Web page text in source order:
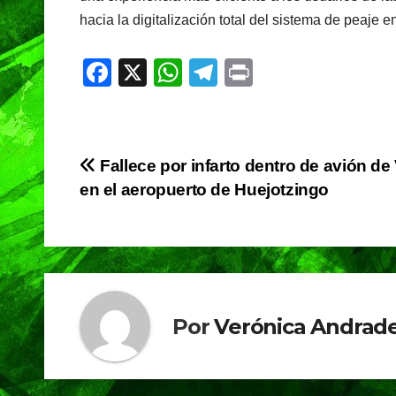
hacia la digitalización total del sistema de peaje
F
e
b
o
k
X
W
s
A
p
T
gr
a
Navegación
entradas
Fallece por infarto dentro de avión de
en el aeropuerto de Huejotzingo
PorVerónica